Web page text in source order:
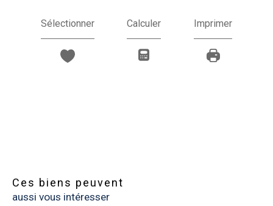
Sélectionner Calculer Imprimer
Ces biens peuvent
aussi vous intéresser